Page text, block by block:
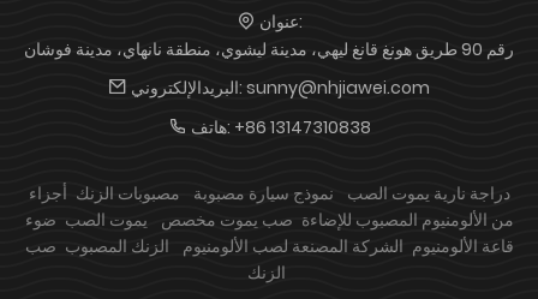
عنوان:
رقم 90 طريق هونغ قانغ ليهي، مدينة ليشوي، منطقة نانهاي، مدينة فوشان
البريدالإلكتروني: sunny@nhjiawei.com
هاتف: +86 13147310838
دراجة نارية يموت الصب نموذج سيارة مصبوبة مصبوبات الزنك أجزاء
من الألومنيوم المصبوب للإضاءة صب يموت مخصص يموت الصب ضوء
قاعة الألومنيوم الشركة المصنعة لصب الألومنيوم الزنك المصبوب صب
الزنك